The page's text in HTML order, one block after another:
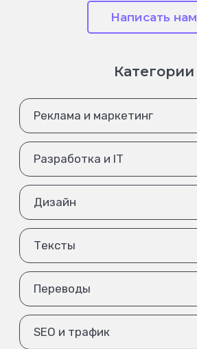
Написать нам
Категории
Реклама и маркетинг
Разработка и IT
Дизайн
Тексты
Переводы
SEO и трафик